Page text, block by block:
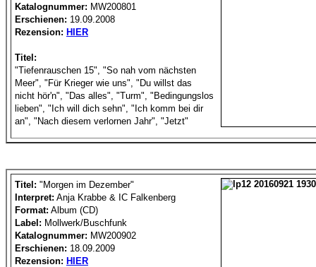
Katalognummer: MW200801
Erschienen: 19.09.2008
Rezension: HIER
Titel:
"Tiefenrauschen 15", "So nah vom nächsten
Meer", "Für Krieger wie uns", "Du willst das
nicht hör'n", "Das alles", "Turm", "Bedingungslos
lieben", "Ich will dich sehn", "Ich komm bei dir
an", "Nach diesem verlornen Jahr", "Jetzt"
Titel: "Morgen im Dezember"
Interpret: Anja Krabbe & IC Falkenberg
Format: Album (CD)
Label: Mollwerk/Buschfunk
Katalognummer: MW200902
Erschienen: 18.09.2009
Rezension: HIER